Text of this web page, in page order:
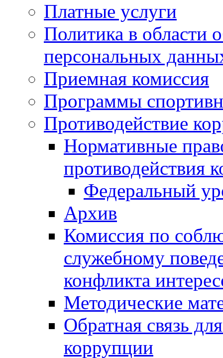
Платные услуги
Политика в области
персональных
Приемная комиссия
Программы
Противодействие
Нормативные
противодействия
Федеральный
Архив
Комиссия по
служебному
конфликта
Методические
Обратная связь
коррупции